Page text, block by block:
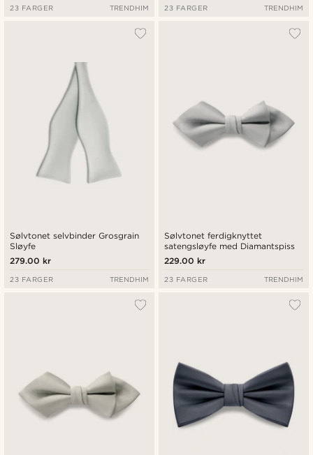
23 FARGER TRENDHIM 23 FARGER TRENDHIM
Sølvtonet selvbinder Grosgrain
Sløyfe
279.00 kr
23 FARGER TRENDHIM
Sølvtonet ferdigknyttet
satengsløyfe med Diamantspiss
229.00 kr
23 FARGER TRENDHIM